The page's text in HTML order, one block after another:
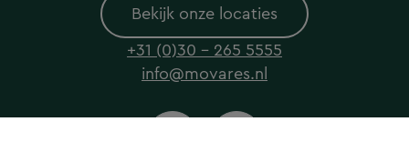
Bekijk onze locaties
+31 (0)30 - 265 5555
info@movares.nl